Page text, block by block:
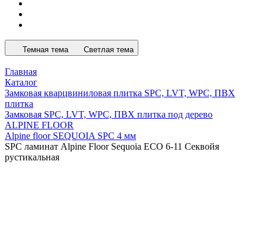
Темная тема Светлая тема
Главная
Каталог
Замковая кварцвиниловая плитка SPC, LVT, WPC, ПВХ
плитка
Замковая SPC, LVT, WPC, ПВХ плитка под дерево
ALPINE FLOOR
Alpine floor SEQUOIA SPC 4 мм
SPC ламинат Alpine Floor Sequoia ECO 6-11 Секвойя
рустикальная